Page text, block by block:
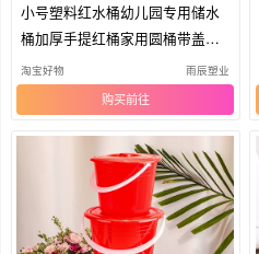
小号塑料红水桶幼儿园专用储水
桶加厚手提红桶家用圆桶带盖储
水桶
淘宝好物 雨辰塑业
购买